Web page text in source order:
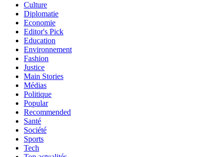
Culture
Diplomatie
Economie
Editor's Pick
Education
Environnement
Fashion
Justice
Main Stories
Médias
Politique
Popular
Recommended
Santé
Société
Sports
Tech